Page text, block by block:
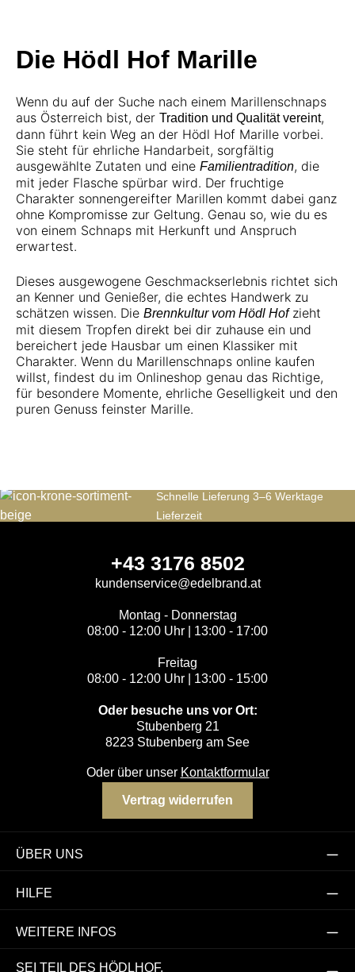
Die Hödl Hof Marille
Wenn du auf der Suche nach einem Marillenschnaps
aus Österreich bist, der Tradition und Qualität vereint,
dann führt kein Weg an der Hödl Hof Marille vorbei.
Sie steht für ehrliche Handarbeit, sorgfältig
ausgewählte Zutaten und eine Familientradition, die
mit jeder Flasche spürbar wird. Der fruchtige
Charakter sonnengereifter Marillen kommt dabei ganz
ohne Kompromisse zur Geltung. Genau so, wie du es
von einem Schnaps mit Herkunft und Anspruch
erwartest.
Dieses ausgewogene Geschmackserlebnis richtet sich
an Kenner und Genießer, die echtes Handwerk zu
schätzen wissen. Die Brennkultur vom Hödl Hofzieht
mit diesem Tropfen direkt bei dir zuhause ein und
bereichert jede Hausbar um einen Klassiker mit
Charakter. Wenn du Marillenschnaps online kaufen
willst, findest du im Onlineshop genau das Richtige,
für besondere Momente, ehrliche Geselligkeit und den
puren Genuss feinster Marille.
Schnelle Lieferung 3–6 Werktage
Lieferzeit
+43 3176 8502
kundenservice@edelbrand.at
Montag - Donnerstag
08:00 - 12:00 Uhr | 13:00 - 17:00
Freitag
08:00 - 12:00 Uhr | 13:00 - 15:00
Oder besuche uns vor Ort:
Stubenberg 21
8223 Stubenberg am See
Oder über unser Kontaktformular
Vertrag widerrufen
ÜBER UNS
HILFE
WEITERE INFOS
SEI TEIL DES HÖDLHOF.